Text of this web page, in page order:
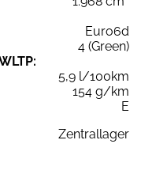
Euro6d
4 (Green)
5,9 l/100km
154 g/km
E
Zentrallager